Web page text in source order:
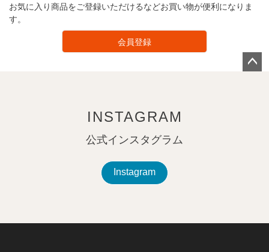
お気に入り商品をご登録いただけるなどお買い物が便利になりま
す。
会員登録
INSTAGRAM
公式インスタグラム
Instagram